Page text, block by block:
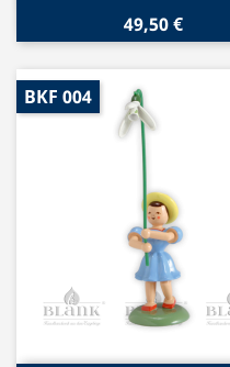
49,50 €
BKF 004